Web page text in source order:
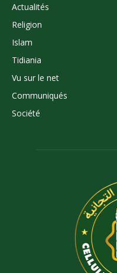
Actualités
Religion
Islam
Tidiania
Vu sur le net
Communiqués
Société